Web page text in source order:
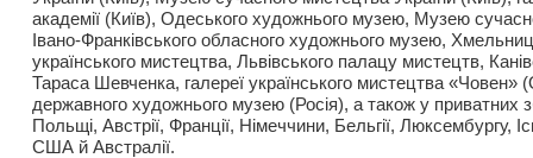
академії (Київ), Одеського художнього музею, Музею
Івано-Франківського обласного художнього музею,
українського мистецтва, Львівського палацу мистецтв,
Тараса Шевченка, галереї українського мистецтва «Човен»
державного художнього музею (Росія), а також у приватних
Польщі, Австрії, Франції, Німеччини, Бельгії, Люксембургу,
США й Австралії.